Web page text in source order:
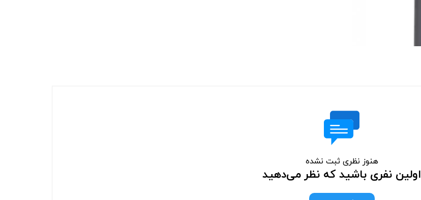
هنوز نظری ثبت نشده
اولین نفری باشید که نظر می‌دهید